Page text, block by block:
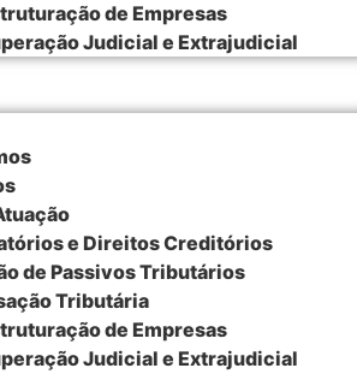
de Empresas
Judicial e Extrajudicial
e Direitos Creditórios
de Passivos Tributários
Tributária
de Empresas
Judicial e Extrajudicial